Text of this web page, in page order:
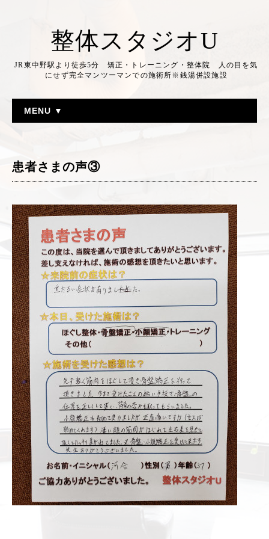
整体スタジオU
JR東中野駅より徒歩5分 矯正・トレーニング・整体院 人の目を気
にせず完全マンツーマンでの施術所※銭湯併設施設
MENU ▼
患者さまの声③